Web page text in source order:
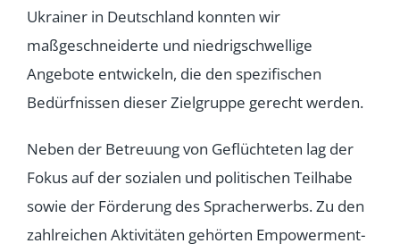
Ukrainer in Deutschland konnten wir
maßgeschneiderte und niedrigschwellige
Angebote entwickeln, die den spezifischen
Bedürfnissen dieser Zielgruppe gerecht werden.
Neben der Betreuung von Geflüchteten lag der
Fokus auf der sozialen und politischen Teilhabe
sowie der Förderung des Spracherwerbs. Zu den
zahlreichen Aktivitäten gehörten Empowerment-